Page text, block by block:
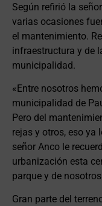
Según refirió la
varias ocasiones
el mantenimiento.
infraestructura y de
municipalidad.
«Entre nosotros
municipalidad de
Pero del
rejas y otros, eso ya
señor Anco le
urbanización esta
parque y de
Gran parte del